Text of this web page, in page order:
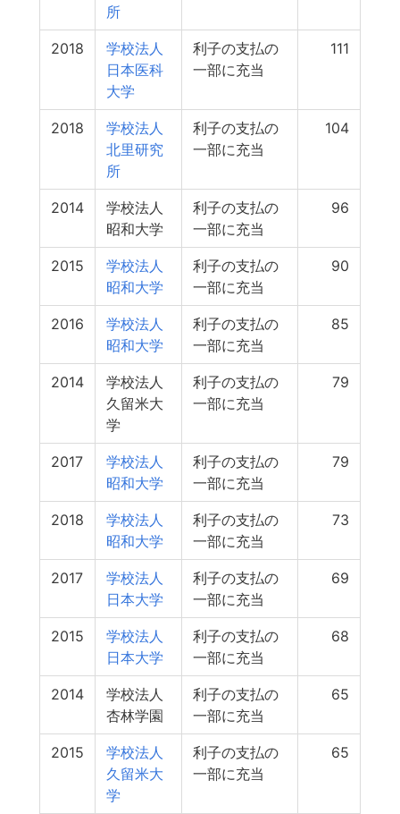
所
2018
学校法人
日本医科
大学
利子の支払の
一部に充当
111
2018
学校法人
北里研究
所
利子の支払の
一部に充当
104
2014
学校法人
昭和大学
利子の支払の
一部に充当
96
2015
学校法人
昭和大学
利子の支払の
一部に充当
90
2016
学校法人
昭和大学
利子の支払の
一部に充当
85
2014
学校法人
久留米大
学
利子の支払の
一部に充当
79
2017
学校法人
昭和大学
利子の支払の
一部に充当
79
2018
学校法人
昭和大学
利子の支払の
一部に充当
73
2017
学校法人
日本大学
利子の支払の
一部に充当
69
2015
学校法人
日本大学
利子の支払の
一部に充当
68
2014
学校法人
杏林学園
利子の支払の
一部に充当
65
2015
学校法人
久留米大
学
利子の支払の
一部に充当
65